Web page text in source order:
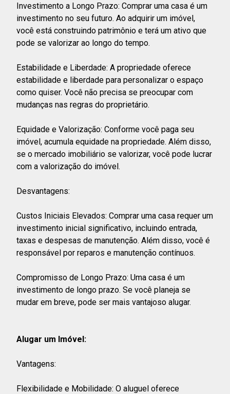
Investimento a Longo Prazo: Comprar uma casa é um
investimento no seu futuro. Ao adquirir um imóvel,
você está construindo patrimônio e terá um ativo que
pode se valorizar ao longo do tempo.
Estabilidade e Liberdade: A propriedade oferece
estabilidade e liberdade para personalizar o espaço
como quiser. Você não precisa se preocupar com
mudanças nas regras do proprietário.
Equidade e Valorização: Conforme você paga seu
imóvel, acumula equidade na propriedade. Além disso,
se o mercado imobiliário se valorizar, você pode lucrar
com a valorização do imóvel.
Desvantagens:
Custos Iniciais Elevados: Comprar uma casa requer um
investimento inicial significativo, incluindo entrada,
taxas e despesas de manutenção. Além disso, você é
responsável por reparos e manutenção contínuos.
Compromisso de Longo Prazo: Uma casa é um
investimento de longo prazo. Se você planeja se
mudar em breve, pode ser mais vantajoso alugar.
Alugar um Imóvel:
Vantagens:
Flexibilidade e Mobilidade: O aluguel oferece